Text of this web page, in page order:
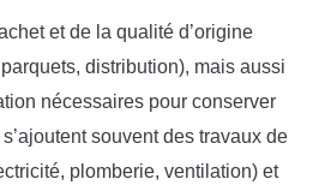
et de la qualité d’origine
distribution), mais aussi
nécessaires pour conserver
souvent des travaux de
plomberie, ventilation) et